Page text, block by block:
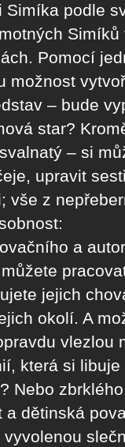
Simíka podle
Pomocí
možnost
– bude
star?
– si
upravit
vše z
a
jejich
okolí. A
vlezlou
která si
Nebo
a dětinská